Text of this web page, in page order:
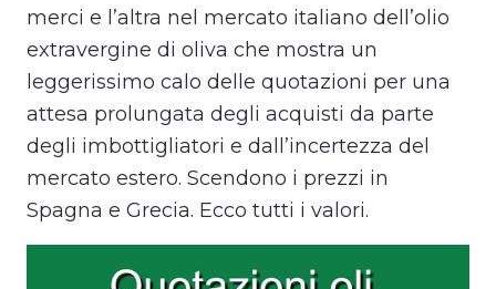
merci e l’altra nel mercato italiano dell’olio
extravergine di oliva che mostra un
leggerissimo calo delle quotazioni per una
attesa prolungata degli acquisti da parte
degli imbottigliatori e dall’incertezza del
mercato estero. Scendono i prezzi in
Spagna e Grecia. Ecco tutti i valori.